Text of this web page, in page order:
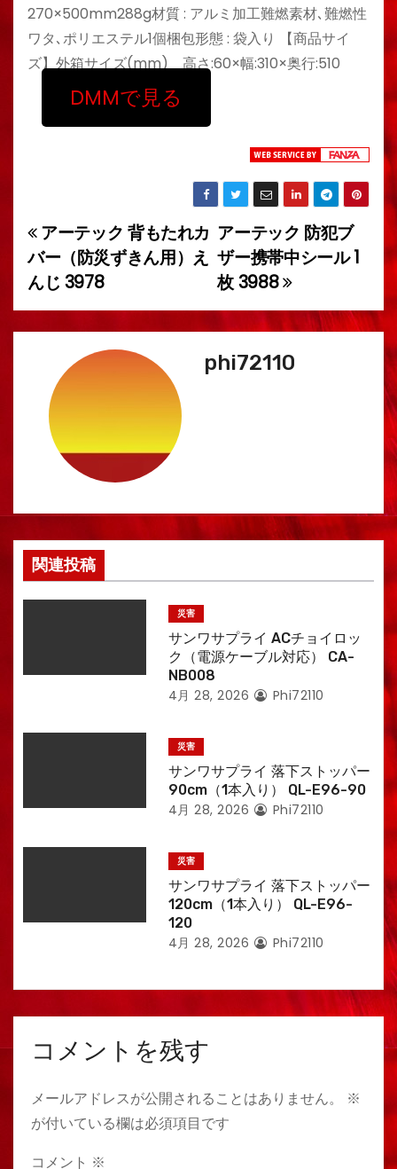
270×500mm288g材質 : アルミ加工難燃素材､難燃性
ワタ､ポリエステル1個梱包形態 : 袋入り 【商品サイ
ズ】外箱サイズ(mm) 高さ:60×幅:310×奥行:510
DMMで見る
投
稿
ナ
ゲ
ー
ン
アーテック 防犯ブ
ザー携帯中シール 1
枚 3988
アーテック 背もたれカ
バー（防災ずきん用）え
んじ 3978
phi72110
関連投稿
災害
サンワサプライ ACチョイロッ
ク（電源ケーブル対応） CA-
NB008
4月 28, 2026 Phi72110
災害
サンワサプライ 落下ストッパー
90cm（1本入り） QL-E96-90
4月 28, 2026 Phi72110
災害
サンワサプライ 落下ストッパー
120cm（1本入り） QL-E96-
120
4月 28, 2026 Phi72110
コメントを残す
メールアドレスが公開されることはありません。
※
が付いている欄は必須項目です
コメント ※